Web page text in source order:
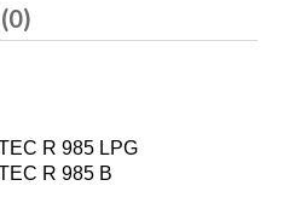
R 985 LPG
R 985 B